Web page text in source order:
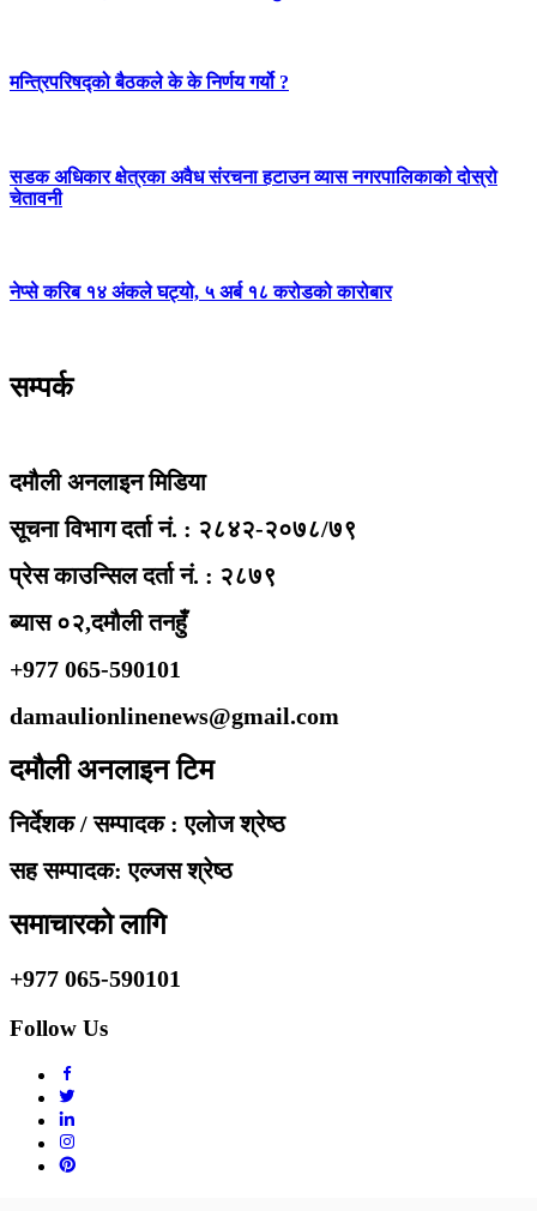
मन्त्रिपरिषद्को बैठकले के के निर्णय गर्यो ?
सडक अधिकार क्षेत्रका अवैध संरचना हटाउन व्यास नगरपालिकाको दोस्रो
चेतावनी
नेप्से करिब १४ अंकले घट्यो, ५ अर्ब १८ करोडको कारोबार
सम्पर्क
दमौली अनलाइन मिडिया
सूचना विभाग दर्ता नं. : २८४२-२०७८/७९
प्रेस काउन्सिल दर्ता नं. : २८७९
ब्यास ०२,दमौली तनहुँ
+977 065-590101
damaulionlinenews@gmail.com
दमौली अनलाइन टिम
निर्देशक / सम्पादक : एलोज श्रेष्ठ
सह सम्पादक: एल्जस श्रेष्ठ
समाचारको लागि
+977 065-590101
Follow Us